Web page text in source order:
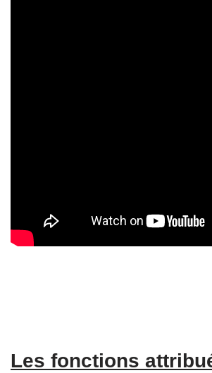
Les fonctions